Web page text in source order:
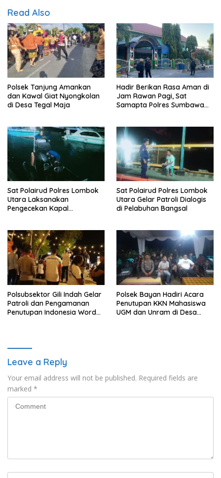
Read Also
Polsek Tanjung Amankan
dan Kawal Giat Nyongkolan
di Desa Tegal Maja
Hadir Berikan Rasa Aman di
Jam Rawan Pagi, Sat
Samapta Polres Sumbawa
Sat Polairud Polres Lombok
Utara Laksanakan
Pengecekan Kapal
Sat Polairud Polres Lombok
Utara Gelar Patroli Dialogis
di Pelabuhan Bangsal
Polsubsektor Gili Indah Gelar
Patroli dan Pengamanan
Penutupan Indonesia Word
Polsek Bayan Hadiri Acara
Penutupan KKN Mahasiswa
UGM dan Unram di Desa
Leave a Reply
Your email address will not be published. Required fields are
marked *